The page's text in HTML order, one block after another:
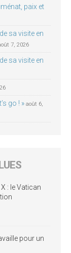
paix et
sa visite en
7, 2026
sa visite en
go ! » août 6,
: le Vatican
pour un